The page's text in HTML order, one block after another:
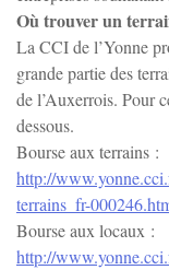
Gurgy
Gy-
Irancy
Jussy
Où trouver un
La CCI de l’Yonne
grande partie des
de l’Auxerrois. Pour
dessous.
Bourse aux terrains :
http://
terrains_fr-
Bourse aux locaux :
http://